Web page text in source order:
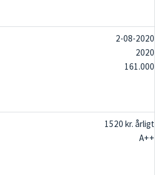
2-08-2020
2020
161.000
1520 kr. årligt
A++